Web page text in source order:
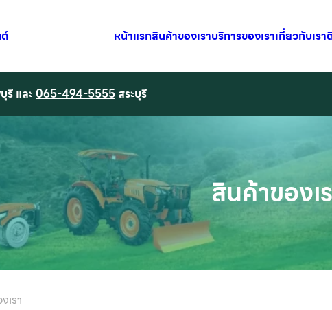
หน้าแรกสินค้าของเราบริการของเราเกี่ยวกับเรา
รี และ 065-494-5555 สระบุรี
สินค้าของเ
เรา